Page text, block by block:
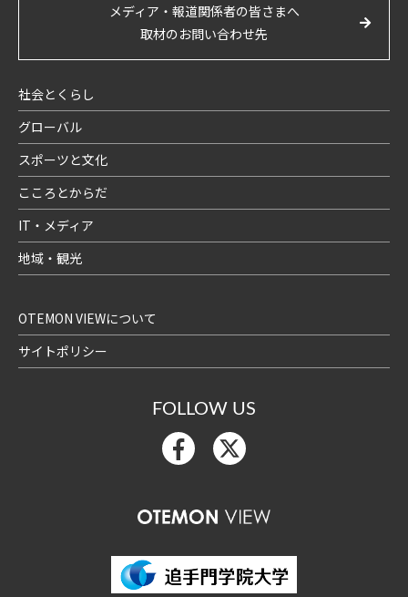
メディア・報道関係者の皆さまへ
取材のお問い合わせ先
社会とくらし
グローバル
スポーツと文化
こころとからだ
IT・メディア
地域・観光
OTEMON VIEWについて
サイトポリシー
FOLLOW US